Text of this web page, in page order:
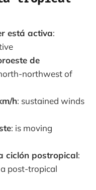
está activa:
de
northwest of
h: sustained winds
: is moving
ciclón postropical:
post-tropical